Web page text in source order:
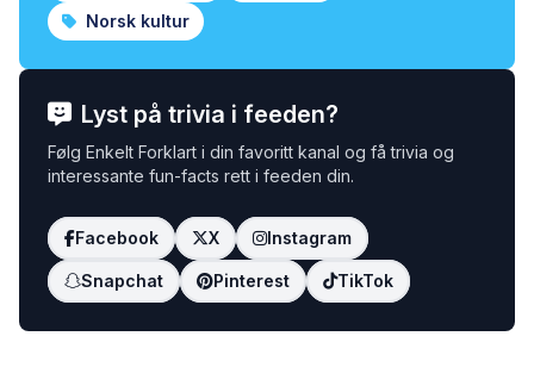
Norsk kultur
Lyst på trivia i feeden?
Følg Enkelt Forklart i din favoritt kanal og få trivia og
interessante fun-facts rett i feeden din.
Facebook X Instagram
Snapchat Pinterest TikTok